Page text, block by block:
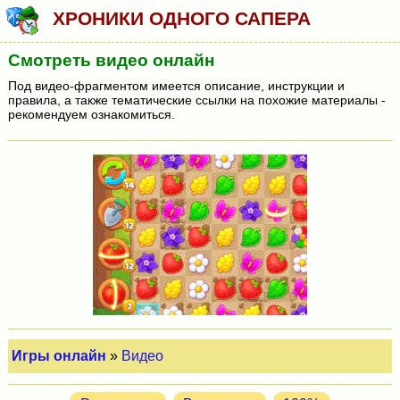
ХРОНИКИ ОДНОГО САПЕРА
Смотреть видео онлайн
Под видео-фрагментом имеется описание, инструкции и
правила, а также тематические ссылки на похожие материалы -
рекомендуем ознакомиться.
Игры онлайн » Видео